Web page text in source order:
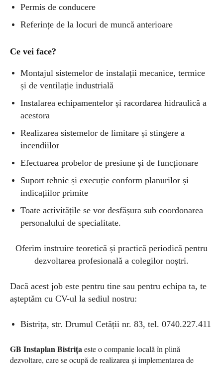
Permis de conducere
Referințe de la locuri de muncă anterioare
Ce vei face?
Montajul sistemelor de instalații mecanice, termice
și de ventilație industrială
Instalarea echipamentelor și racordarea hidraulică a
acestora
Realizarea sistemelor de limitare și stingere a
incendiilor
Efectuarea probelor de presiune și de funcționare
Suport tehnic și execuție conform planurilor și
indicațiilor primite
Toate activitățile se vor desfășura sub coordonarea
personalului de specialitate.
Oferim instruire teoretică și practică periodică pentru
dezvoltarea profesională a colegilor noștri.
Dacă acest job este pentru tine sau pentru echipa ta, te
așteptăm cu CV-ul la sediul nostru:
Bistrița, str. Drumul Cetății nr. 83, tel. 0740.227.411
GB Instaplan Bistrițaeste o companie locală în plină
dezvoltare, care se ocupă de realizarea și implementarea de